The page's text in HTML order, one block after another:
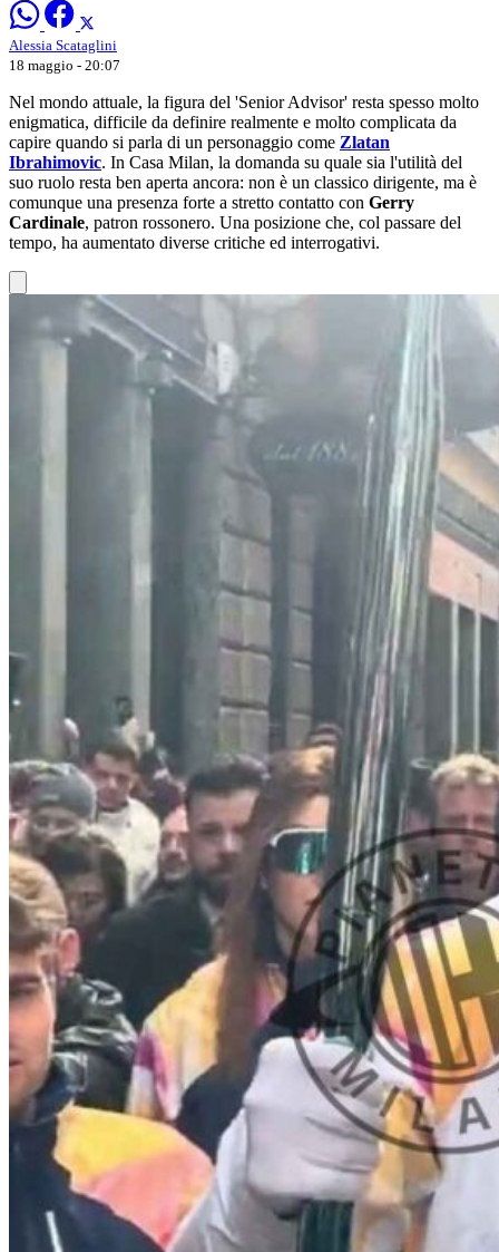
Alessia Scataglini
18 maggio - 20:07
Nel mondo attuale, la figura del 'Senior Advisor' resta spesso molto
enigmatica, difficile da definire realmente e molto complicata da
capire quando si parla di un personaggio come Zlatan
Ibrahimovic. In Casa Milan, la domanda su quale sia l'utilità del
suo ruolo resta ben aperta ancora: non è un classico dirigente, ma è
comunque una presenza forte a stretto contatto con Gerry
Cardinale, patron rossonero. Una posizione che, col passare del
tempo, ha aumentato diverse critiche ed interrogativi.